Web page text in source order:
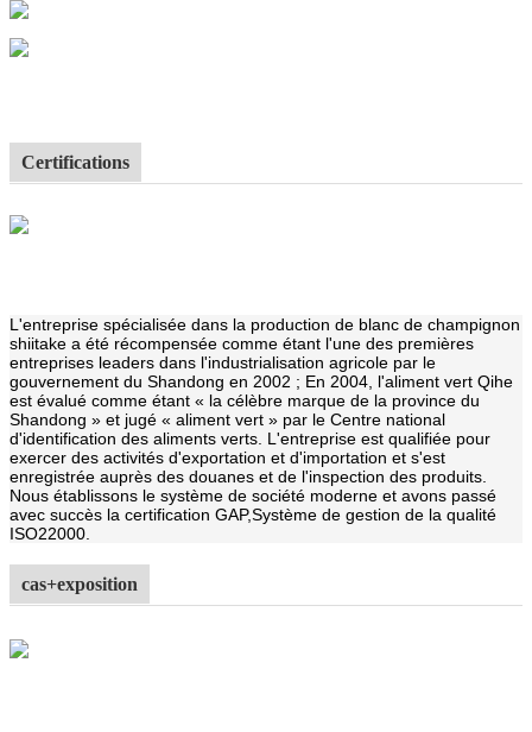
Certifications
L'entreprise spécialisée dans la production de blanc de champignon
shiitake a été récompensée comme étant l'une des premières
entreprises leaders dans l'industrialisation agricole par le
gouvernement du Shandong en 2002 ; En 2004, l'aliment vert Qihe
est évalué comme étant « la célèbre marque de la province du
Shandong » et jugé « aliment vert » par le Centre national
d'identification des aliments verts. L'entreprise est qualifiée pour
exercer des activités d'exportation et d'importation et s'est
enregistrée auprès des douanes et de l'inspection des produits.
Nous établissons le système de société moderne et avons passé
avec succès la certification GAP,Système de gestion de la qualité
ISO22000.
cas+exposition